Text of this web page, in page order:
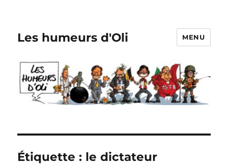
Les humeurs d'Oli MENU
Étiquette : le dictateur